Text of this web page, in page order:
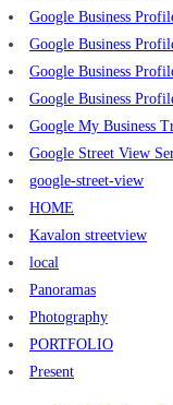
Google Business
Google Business
Google Business
Google Business
Google My Business
Google Street View
google-street-view
HOME
Kavalon streetview
local
Panoramas
Photography
PORTFOLIO
Present